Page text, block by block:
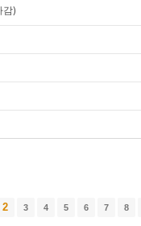
감)
2 3 4 5 6 7 8